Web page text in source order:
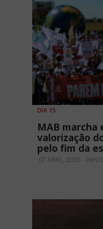
DIA 15
MAB marcha
valorização
pelo fim da
07 ABRIL, 2026 -